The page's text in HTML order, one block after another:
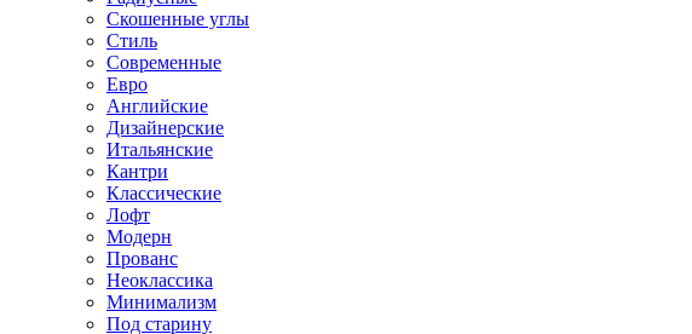
Скошенные углы
Стиль
Современные
Евро
Английские
Дизайнерские
Итальянские
Кантри
Классические
Лофт
Модерн
Прованс
Неоклассика
Минимализм
Под старину